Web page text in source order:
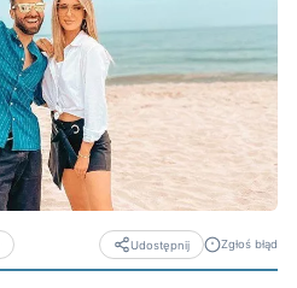
Udostępnij Zgłoś błąd